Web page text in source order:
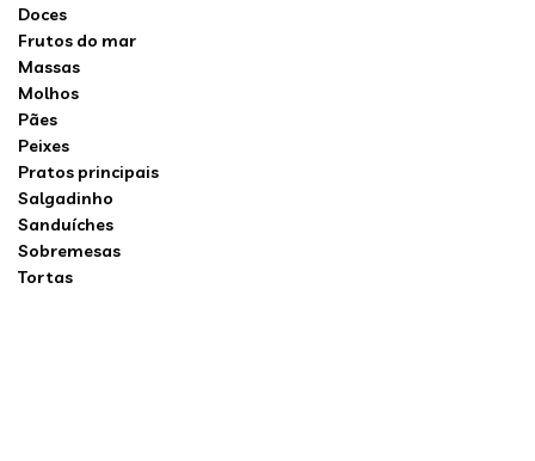
Doces
Frutos do mar
Massas
Molhos
Pães
Peixes
Pratos principais
Salgadinho
Sanduíches
Sobremesas
Tortas